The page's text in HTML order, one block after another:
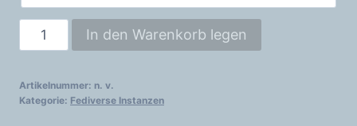
GoToSocial
Menge
In den Warenkorb legen
Artikelnummer: n. v.
Kategorie: Fediverse Instanzen